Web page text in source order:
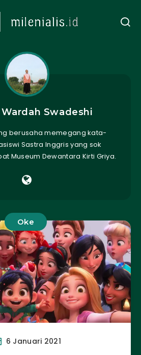
Swadeshi
berusaha memegang kata-
Sastra Inggris yang sok
Museum Dewantara Kirti Griya.
Oke
6 Januari 2021